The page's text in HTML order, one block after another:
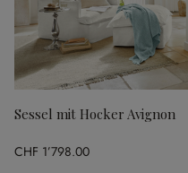
Sessel mit Hocker Avignon
CHF 1’798.00